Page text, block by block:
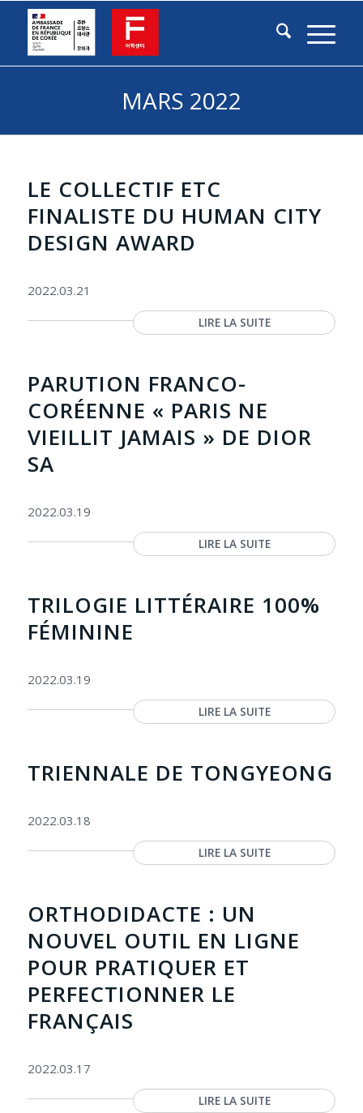
MARS 2022
LE COLLECTIF ETC
FINALISTE DU HUMAN CITY
DESIGN AWARD
2022.03.21
LIRE LA SUITE
PARUTION FRANCO-
CORÉENNE « PARIS NE
VIEILLIT JAMAIS » DE DIOR
SA
2022.03.19
LIRE LA SUITE
TRILOGIE LITTÉRAIRE 100%
FÉMININE
2022.03.19
LIRE LA SUITE
TRIENNALE DE TONGYEONG
2022.03.18
LIRE LA SUITE
ORTHODIDACTE : UN
NOUVEL OUTIL EN LIGNE
POUR PRATIQUER ET
PERFECTIONNER LE
FRANÇAIS
2022.03.17
LIRE LA SUITE